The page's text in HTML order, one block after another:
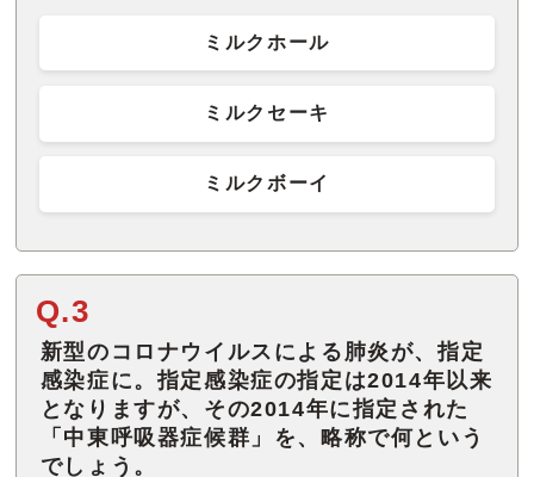
ミルクホール
ミルクセーキ
ミルクボーイ
Q.3
新型のコロナウイルスによる肺炎が、指定
感染症に。指定感染症の指定は2014年以来
となりますが、その2014年に指定された
「中東呼吸器症候群」を、略称で何という
でしょう。